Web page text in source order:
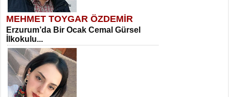
MEHMET TOYGAR ÖZDEMİR
Erzurum’da Bir Ocak Cemal Gürsel
İlkokulu...